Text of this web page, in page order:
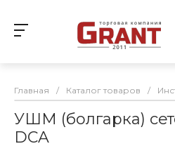
Главная / Каталог товаров /
УШМ (болгарка)
DCA